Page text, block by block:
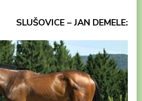
SLUŠOVICE – JAN DEMELE: